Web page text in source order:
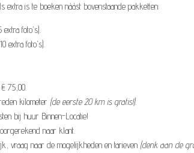
is te boeken náást bovenstaande pakketten:
foto's).
extra foto's).
75,00.
kilometer (de eerste 20 km is gratis!).
bij huur Binnen-Locatie!
naar klant.
vraag naar de mogelijkheden en tarieven (denk aan de